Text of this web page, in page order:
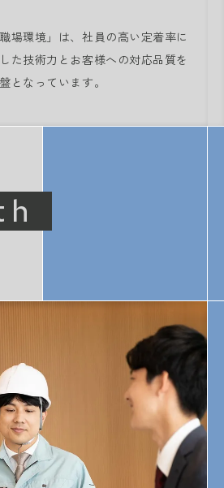
場環境」は、社員の高い定着率に
た技術力とお客様への対応品質を
となっています。